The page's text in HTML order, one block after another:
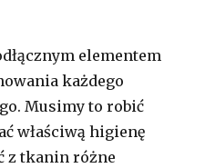
elementem
każdego
Musimy to robić
właściwą higienę
z tkanin różne